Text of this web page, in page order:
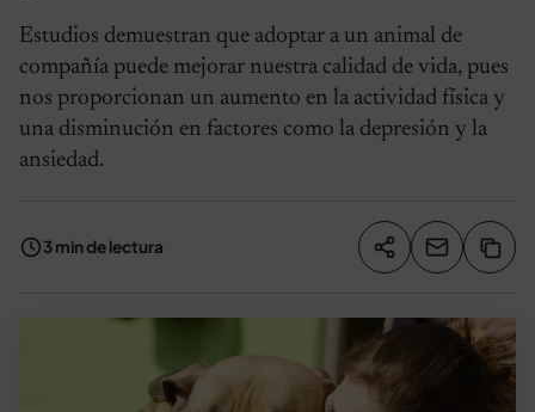
Estudios demuestran que adoptar a un animal de
compañía puede mejorar nuestra calidad de vida, pues
nos proporcionan un aumento en la actividad física y
una disminución en factores como la depresión y la
ansiedad.
3 min de lectura Compartir